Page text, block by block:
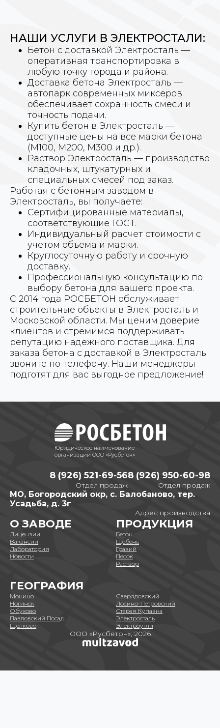
НАШИ УСЛУГИ В ЭЛЕКТРОСТАЛИ:
Бетон с доставкой Электросталь —
оперативная транспортировка в
любую точку города и района.
Доставка бетона Электросталь —
автопарк современных миксеров
обеспечивает сохранность смеси и
точность подачи.
Купить бетон в Электросталь —
доступные цены на все марки бетона
(M100, M200, M300 и др.).
Раствор Электросталь — производство
кладочных, штукатурных и
специальных смесей под заказ.
Работая с бетонным заводом в
Электросталь, вы получаете:
Сертифицированные материалы,
соответствующие ГОСТ.
Индивидуальный расчет стоимости с
учетом объема и марки.
Круглосуточную работу и срочную
доставку.
Профессиональную консультацию по
выбору бетона для вашего проекта.
С 2014 года РОСБЕТОН обслуживает
строительные объекты в Электросталь и
Московской области. Мы ценим доверие
клиентов и стремимся поддерживать
репутацию надежного поставщика. Для
заказа бетона с доставкой в Электросталь
звоните по телефону. Наши менеджеры
подготят для вас выгодное предложение!
Юридическое наименование
организации ООО «Русбетон»
8 (926) 521-69-56
Отдел продаж
8 (926) 950-60-98
Отдел продаж
МО, Богородский окр, с. Балобаново, тер.
Усадьба, д. 3г
Адрес производства
О ЗАВОДЕ
Лицензии
Вакансии
Лаборатория
Новости
ПРОДУКЦИЯ
Бетон
Щебень
Гравий
Песок
Раствор
ГЕОГРАФИЯ
Монино
Ногинск
Обухово
Павловский Посад
Щёлково
Свердловский
Лосино-Петровский
Старая Купавна
Электросталь
Электроугли
ООО «Русбетон», 2026